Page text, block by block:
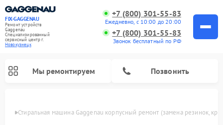
FIX-GAGGENAU
Ремонт устройств
Gaggenau
Специализированный
cервисный центр г.
Новокузнецк
+7 (800) 301-55-83
Ежедневно, с 10:00 до 20:00
+7 (800) 301-55-83
Звонок бесплатный по РФ
Мы ремонтируем Позвонить
Стиральная машина Gaggenau корпусный ремонт (замена резинок,